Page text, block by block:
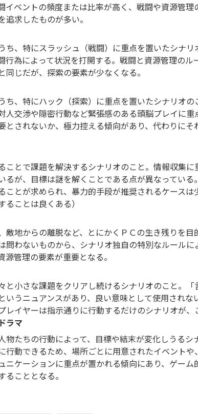
イベントの頻度または比率が高く、戦闘や資源管理
追求したものが多い。
ち、特にスラッシュ（戦闘）に重点を置いたシナ
行為によって状況を打開する。戦闘と資源管理のル
同じだが、探索の要素が少なくなる。
ち、特にハック（探索）に重点を置いたシナリオ
人交渉や隠密行動など緊張感のある頭脳プレイに重
とされないか、極力控える傾向があり、代わりにそ
ことで課題を解決するシナリオのこと。情報収集
るが、目標は謎を解くことである点が異なっている
ことが求められ、暴力的手段が推奨されるケースは
ることは良くある）
敵地からの離脱など、とにかくＰＣの生き残りを目
問わないものから、シナリオ独自の特別なルールに
源管理の要素が重要となる。
と小さな課題をクリアし続けるシナリオのこと。「
いうニュアンスがあり、良い意味として使用されな
レイヤーは指示通りに行動するだけのシナリオが、
ラマ
物たちの行動によって、目標や結末が変化しうるシ
行動できるため、場所ごとに用意されたイベントや
ニケーションに重点が置かれる傾向にあり、ゲーム
ることとなる。